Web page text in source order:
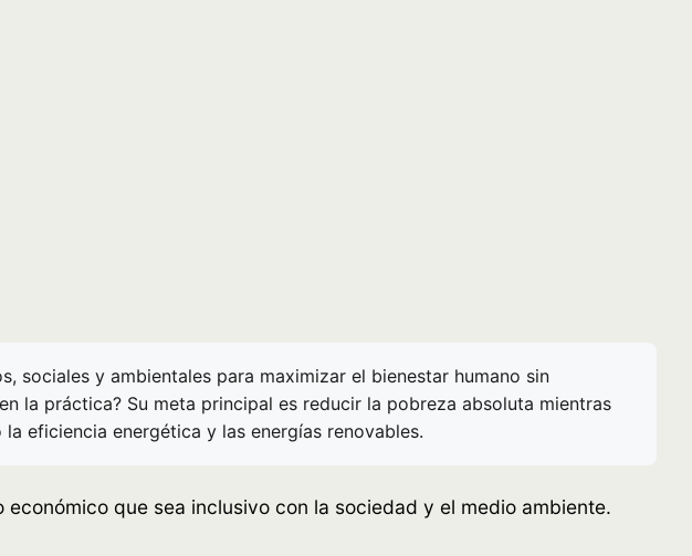
sociales y ambientales para maximizar el bienestar humano sin
la práctica? Su meta principal es reducir la pobreza absoluta mientras
eficiencia energética y las energías renovables.
que sea inclusivo con la sociedad y el medio ambiente.